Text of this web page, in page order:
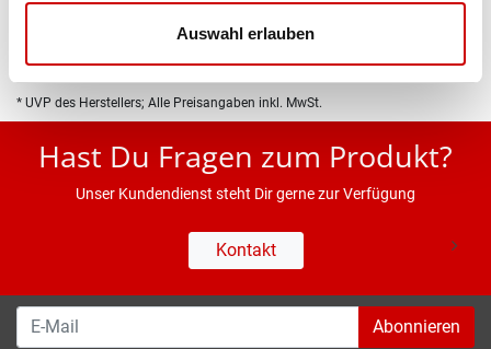
Auswahl erlauben
* UVP des Herstellers; Alle Preisangaben inkl. MwSt.
Hast Du Fragen zum Produkt?
Unser Kundendienst steht Dir gerne zur Verfügung
Kontakt
Abonnieren